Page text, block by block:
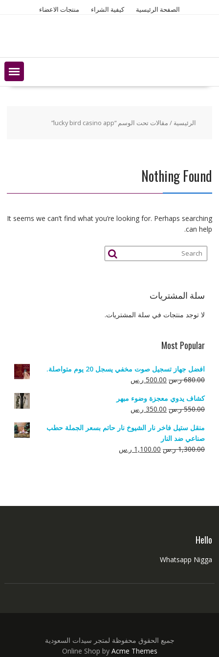
الصفحة الرئيسية كيفية الشراء منتجات الاعضاء
الرئيسية / مقالات تحت الوسم “lucky bird casino app”
Nothing Found
It seems we can’t find what you’re looking for. Perhaps searching
can help.
سلة المشتريات
لا توجد منتجات في سلة المشتريات.
Most Popular
افضل جهاز تسجيل صوت مخفي يسجل 20 يوم متواصلة.
680.00 ر.س السعر
هو:
680.00 ر.س.
500.00 ر.سالسعر
هو:
500.00 ر.س.
كشاف يدوي معجزة وضوء مبهر
550.00 ر.س السعر
هو:
550.00 ر.س.
350.00 ر.سالسعر
هو:
منقل ستيل فاخر نار الشيوخ نار حاتم بسعر الجملة حطب
صناعي ضد النار
1,300.00 ر.س السعر
1,100.00 ر.سالسعر
Hello
Whatsapp Nigga
جميع الحقوق محفوظة لمتجر سيدات السعودية
Online Shop by Acme Themes